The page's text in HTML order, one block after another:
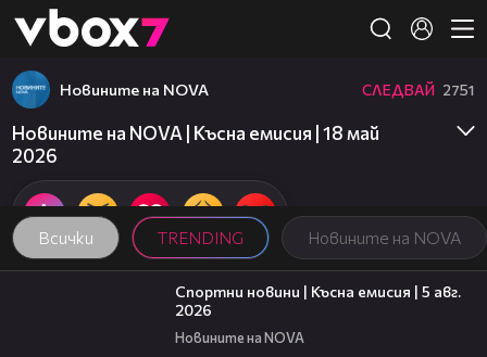
👾
Всички TRENDING Новините на NOVA
Новините на NOVA СЛЕДВАЙ 2751
Новините на NOVA | Късна емисия | 18 май
2026
03:37
Спортни новини | Късна емисия | 5 авг.
2026
Новините на NOVA